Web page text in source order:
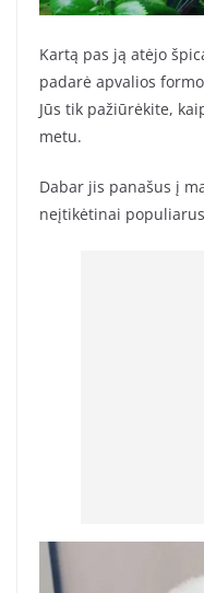
Kartą pas ją atėjo
padarė apvalios
Jūs tik pažiūrėkite,
metu.
Dabar jis panašus į
neįtikėtinai